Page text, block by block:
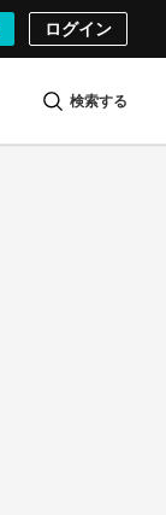
ログイン
検索する